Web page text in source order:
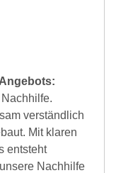
verständlich
Mit klaren
entsteht
Nachhilfe